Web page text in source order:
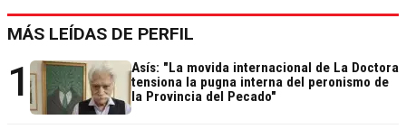
MÁS LEÍDAS DE PERFIL
1
Asís: "La movida internacional de La Doctora
tensiona la pugna interna del peronismo de
la Provincia del Pecado"